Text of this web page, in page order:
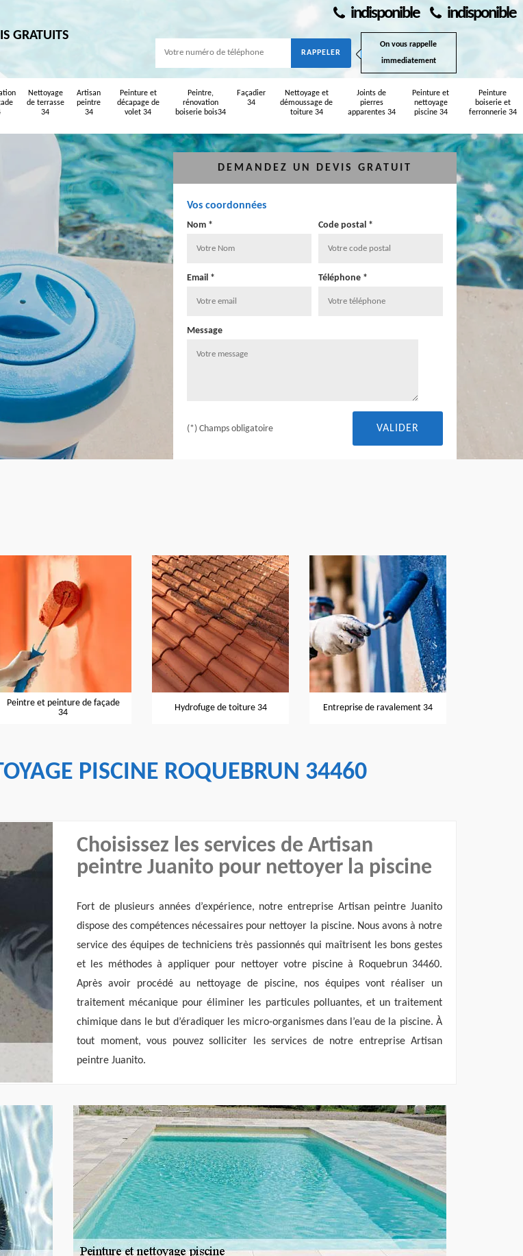
indisponible indisponible
GRATUITS
On vous rappelle
immediatement
Nettoyage
de terrasse
34
Artisan
peintre
34
Peinture et
décapage de
volet 34
Peintre,
rénovation
boiserie bois34
Façadier
34
Nettoyage et
démoussage de
toiture 34
Joints de
pierres
apparentes 34
Peinture et
nettoyage
piscine 34
Peinture
boiserie et
ferronnerie 34
DEMANDEZ UN DEVIS GRATUIT
Vos coordonnées
Nom * Code postal *
Email * Téléphone *
Message
(*) Champs obligatoire
Hydrofuge de toiture 34 Entreprise de ravalement 34
Nettoyage et pose de gouttières
34
PISCINE ROQUEBRUN 34460
Choisissez les services de Artisan
peintre Juanito pour nettoyer la piscine
Fort de plusieurs années d’expérience, notre entreprise Artisan peintre Juanito
dispose des compétences nécessaires pour nettoyer la piscine. Nous avons à notre
service des équipes de techniciens très passionnés qui maîtrisent les bons gestes
et les méthodes à appliquer pour nettoyer votre piscine à Roquebrun 34460.
Après avoir procédé au nettoyage de piscine, nos équipes vont réaliser un
traitement mécanique pour éliminer les particules polluantes, et un traitement
chimique dans le but d’éradiquer les micro-organismes dans l’eau de la piscine. À
tout moment, vous pouvez solliciter les services de notre entreprise Artisan
peintre Juanito.